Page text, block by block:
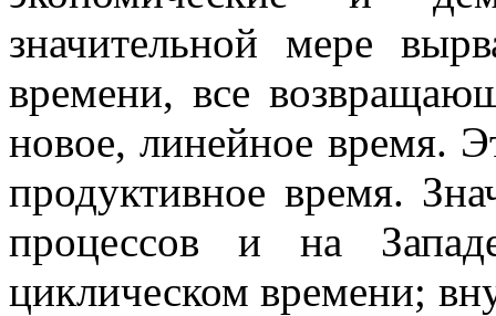
значительной мере
времени, все
новое, линейное время.
продуктивное время.
процессов и на
циклическом времени;